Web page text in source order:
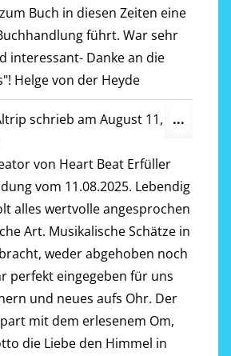
Buch in diesen Zeiten eine
führt. War sehr
interessant- Danke an die
Helge von der Heyde
schrieb am August 11,
von Heart Beat Erfüller
vom 11.08.2025. Lebendig
alles wertvolle angesprochen
Art. Musikalische Schätze in
weder abgehoben noch
perfekt eingegeben für uns
und neues aufs Ohr. Der
mit dem erlesenem Om,
die Liebe den Himmel in
...